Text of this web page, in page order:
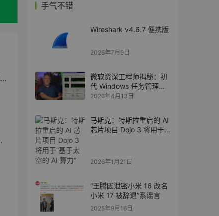
手气不错
Wireshark v4.6.7 便携版
2026年7月9日
微软资深工程师揭秘：初
代 Windows 任务管理器
仅 80KB
2026年4月13日
马斯克：特斯拉重启的 AI
芯片项目 Dojo 3 将用于
2026年1月21日
“王腾因泄密小米 16 改名
小米 17 被辞退”系谣言
2025年9月16日